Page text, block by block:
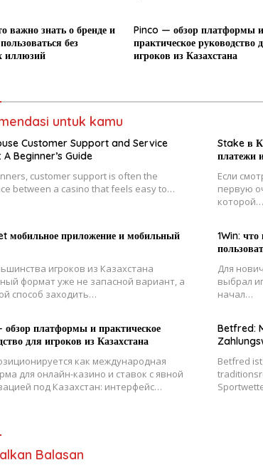
важно знать о бренде и
без
иллюзий
Pinco — обзор платформы и
практическое руководство
игроков из Казахстана
untuk kamu
Customer Support and Service
Beginner’s Guide
customer support is often the
between a casino that feels easy to…
Stake в
платежи
Если
первую
которой…
мобильное приложение и мобильный
игроков из Казахстана
формат уже не запасной вариант, а
способ заходить…
1Win:
Для
выбрал
начал…
платформы и практическое
для игроков из Казахстана
как международная
для онлайн-казино и ставок с явной
под Казахстан: интерфейс…
Betfred:
Betfred
Balasan